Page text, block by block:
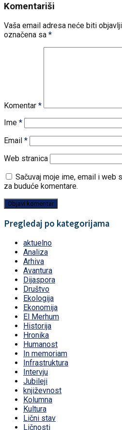
Komentariši
Vaša email adresa neće biti
označena sa *
Komentar *
Ime *
Email *
Web stranica
Sačuvaj moje ime, email i web
za buduće komentare.
Pregledaj po kategorijama
aktuelno
Analiza
Arhiva
Avantura
Dijaspora
Društvo
Ekologija
Ekonomija
El Merhum
Historija
Hronika
Humanost
In memoriam
Infrastruktura
Intervju
Jubileji
književnost
Kolumna
Kultura
Lični stav
Ličnosti